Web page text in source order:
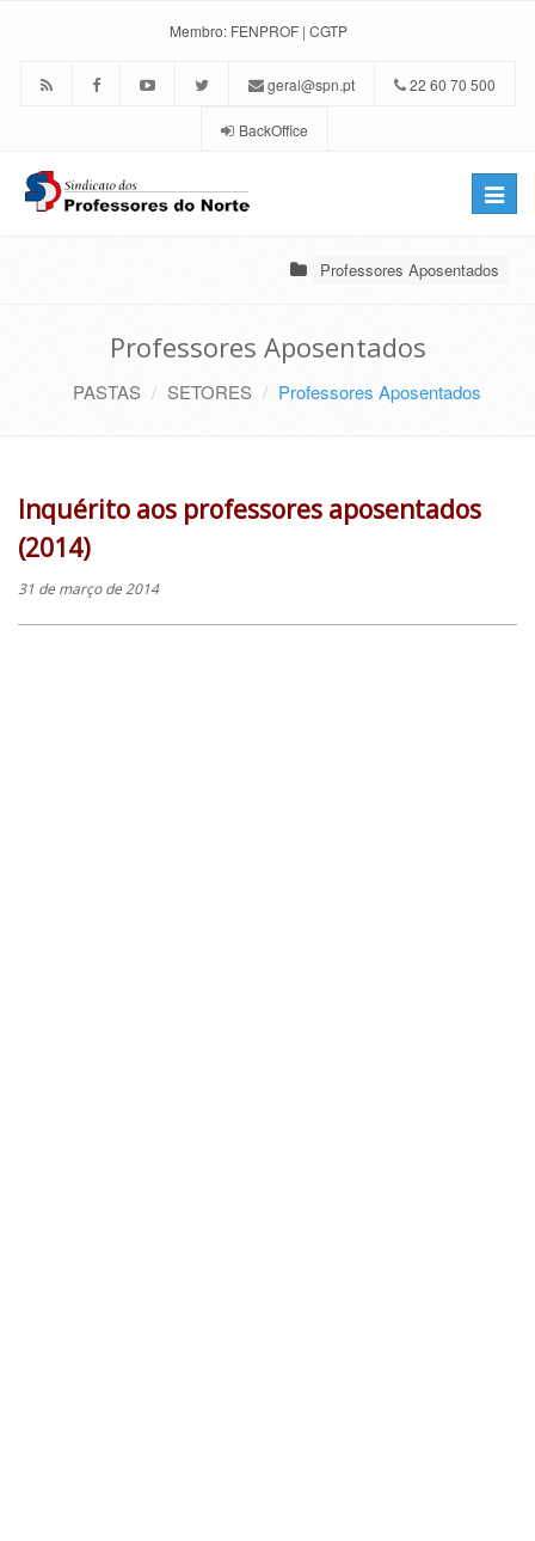
Membro: FENPROF | CGTP
geral@spn.pt 22 60 70 500
BackOffice
Toggle
Professores Aposentados
Professores Aposentados
PASTAS SETORES Professores Aposentados
Inquérito aos professores aposentados
(2014)
31 de março de 2014